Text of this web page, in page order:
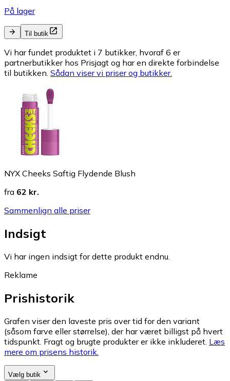
På lager
Til butik
Vi har fundet produktet i 7 butikker, hvoraf 6 er
partnerbutikker hos Prisjagt og har en direkte forbindelse
til butikken. Sådan viser vi priser og butikker.
NYX Cheeks Saftig Flydende Blush
fra 62 kr.
Sammenlign alle priser
Indsigt
Vi har ingen indsigt for dette produkt endnu.
Reklame
Prishistorik
Grafen viser den laveste pris over tid for den variant
(såsom farve eller størrelse), der har været billigst på hvert
tidspunkt. Fragt og brugte produkter er ikke inkluderet. Læs
mere om prisens historik.
Vælg butik